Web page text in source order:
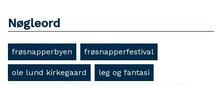
Nøgleord
frøsnapperbyen frøsnapperfestival
ole lund kirkegaard leg og fantasi